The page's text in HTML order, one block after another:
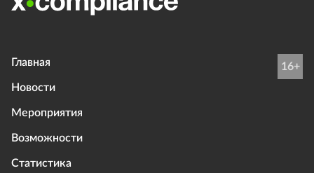
Главная
Новости
Мероприятия
Возможности
Статистика
16+